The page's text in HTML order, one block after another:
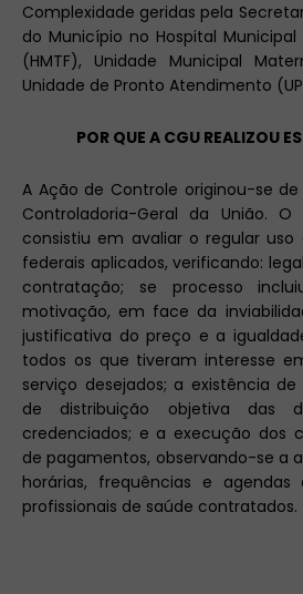
Complexidade geridas pela
do Município no Hospital
(HMTF), Unidade Municipal
Unidade de Pronto Atendimento
POR QUE A CGU REALIZOU
A Ação de Controle originou-se
Controladoria-Geral da União.
consistiu em avaliar o regular uso
federais aplicados, verificando:
contratação; se processo
motivação, em face da
justificativa do preço e a
todos os que tiveram interesse
serviço desejados; a existência
de distribuição objetiva das
credenciados; e a execução dos
de pagamentos, observando-se a
horárias, frequências e
profissionais de saúde contratados.